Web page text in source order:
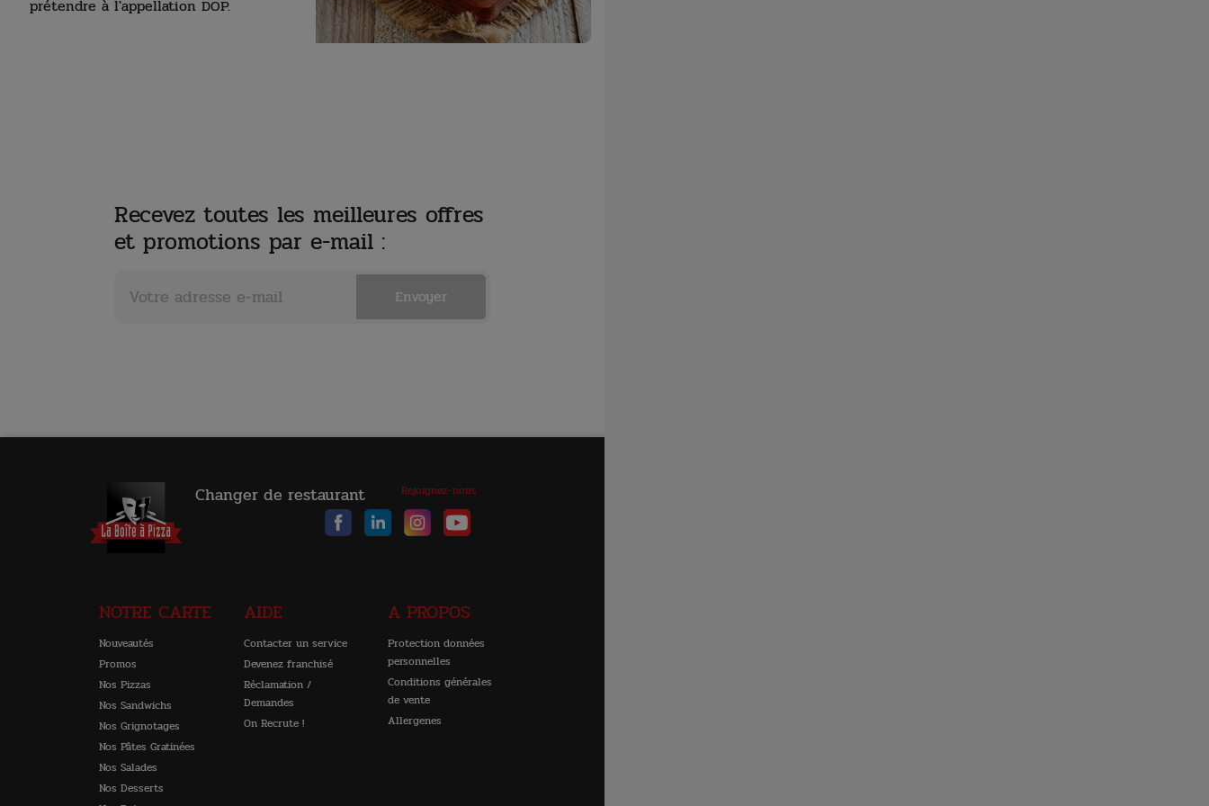
prétendre à l'appellation DOP.
Recevez toutes les meilleures offres
et promotions par e-mail :
Changer de restaurant
NOTRE CARTE
Nouveautés
Promos
Nos Pizzas
Nos Sandwichs
Nos Grignotages
Nos Pâtes Gratinées
Nos Salades
Nos Desserts
AIDE
Contacter un service
Devenez franchisé
Réclamation /
Demandes
On Recrute !
A PROPOS
Protection données
personnelles
Conditions générales
de vente
Allergenes
Rejoignez-nous